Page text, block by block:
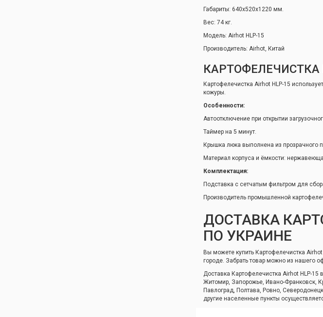
Габариты: 640х520х1220 мм.
Вес: 74 кг.
Модель: Airhot HLP-15
Производитель: Airhot, Китай
КАРТОФЕЛЕЧИСТКА
Картофелечистка Airhot HLP-15
кожуры.
Особенности:
Автоотключение при открытии
Таймер на 5 минут.
Крышка люка выполнена из прозрачного
Материал корпуса и ёмкости:
Комплектация:
Подставка с сетчатым фильтром для
Производитель промышленной
ДОСТАВКА
ПО УКРАИНЕ
Вы можете купить Картофелечистка
городе. Забрать товар можно из нашего
Доставка Картофелечистка Airhot HLP-
Житомир, Запорожье, Ивано-Франковск,
Павлоград, Полтава, Ровно,
другие населенные пункты